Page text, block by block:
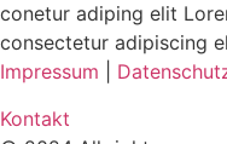
conetur adiping elit
consectetur adipiscing
Impressum
Kontakt